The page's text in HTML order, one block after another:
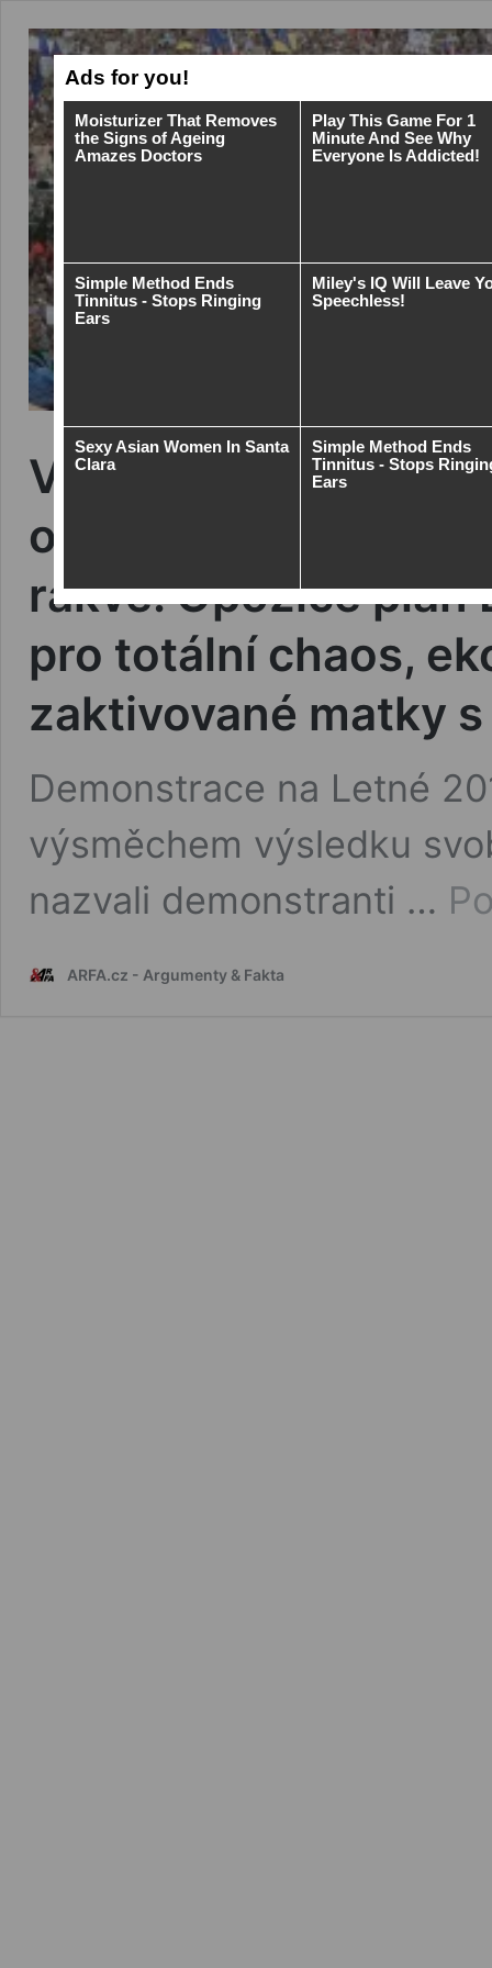
VIDEO: Miloš
ovace. DNES:
rakve. Opozice plán
pro totální chaos,
zaktivované matky
Demonstrace na Letné
výsměchem výsledku
nazvali demonstranti …
ARFA.cz - Argumenty & Fakta